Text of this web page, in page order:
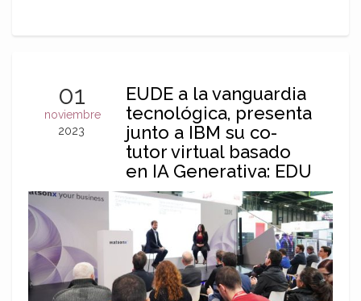
01
noviembre
2023
EUDE a la vanguardia
tecnológica, presenta
junto a IBM su co-
tutor virtual basado
en IA Generativa: EDU